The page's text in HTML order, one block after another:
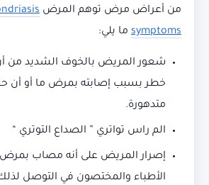
من أعراض مرض توهم المرض
symptoms ما يلي:
شعور المريض بالخوف الشديد من
خطر بسبب إصابته بمرض ما أو أن
متدهورة.
الم راس تواتري ” الصداع التوتري “
إصرار المريض على أنه مصاب
الأطباء والمختصون في التوصل